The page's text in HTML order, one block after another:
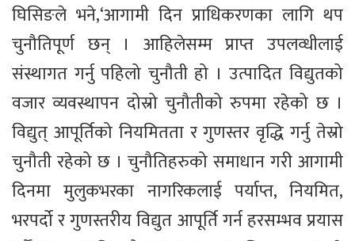
घिसिङले भने,‘आगामी दिन प्राधिकरणका लागि थप
चुनौतिपूर्ण छन् । आहिलेसम्म प्राप्त उपलव्धीलाई
संस्थागत गर्नु पहिलो चुनौती हो । उत्पादित विद्युतको
वजार व्यवस्थापन दोस्रो चुनौतीको रुपमा रहेको छ ।
विद्युत् आपूर्तिको नियमितता र गुणस्तर वृद्धि गर्नु तेस्रो
चुनौती रहेको छ । चुनौतिहरुको समाधान गरी आगामी
दिनमा मुलुकभरका नागरिकलाई पर्याप्त, नियमित,
भरपर्दो र गुणस्तरीय विद्युत आपूर्ति गर्न हरसम्भव प्रयास